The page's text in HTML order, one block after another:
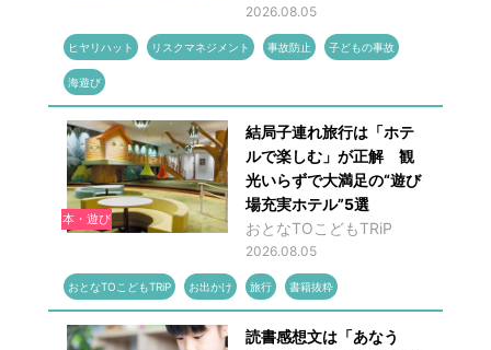
2026.08.05
ヒヤリハット リスクマネジメント 事故防止 子どもの事故
海遊び
本・遊び
結局子連れ旅行は「ホテ
ルで楽しむ」が正解 観
光いらずで大満足の“遊び
場充実ホテル”5選
おとなTOこどもTRiP
2026.08.05
おとなTOこどもTRiP お出かけ 旅行 書籍抜粋
読書感想文は「あなう